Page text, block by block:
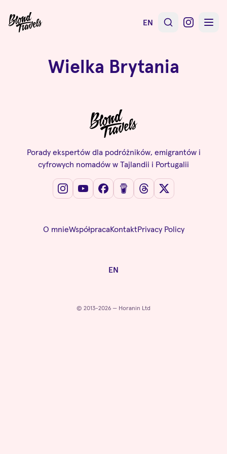
EN
Wielka Brytania
Porady ekspertów dla podróżników, emigrantów i
cyfrowych nomadów w Tajlandii i Portugalii
O mnieWspółpracaKontaktPrivacy Policy
EN
© 2013-2026 — Horanin Ltd